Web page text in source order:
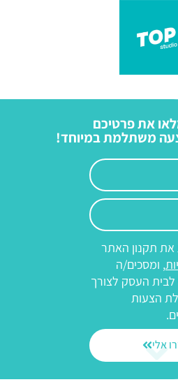
את פרטיכם
משתלמת במיוחד!
תקנון האתר
, ומסכים/ה
העסק לצורך
הצעות
אלי